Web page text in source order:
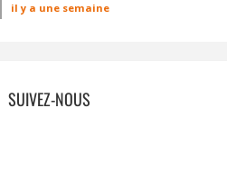
il y a une semaine
SUIVEZ-NOUS